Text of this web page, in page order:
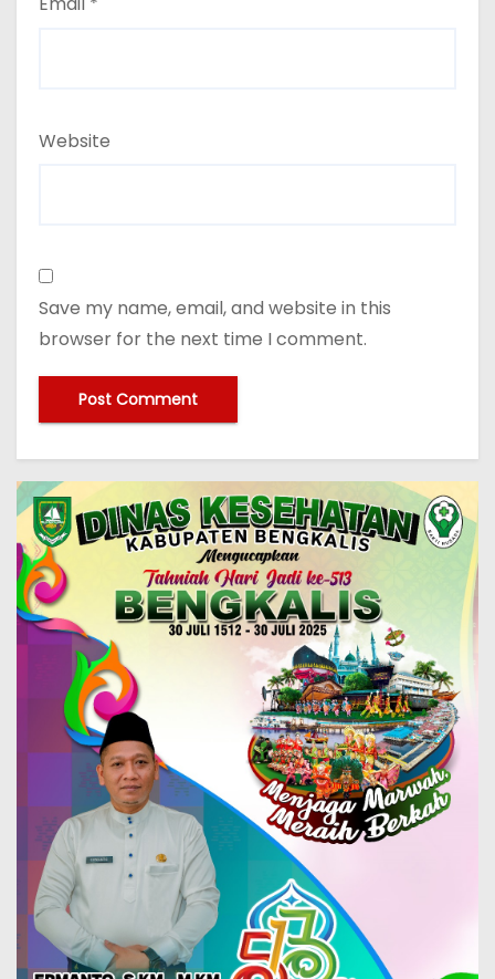
Website
Save my name, email, and website in this
browser for the next time I comment.